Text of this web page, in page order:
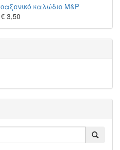
καλώδιο M&P
€ 3,50